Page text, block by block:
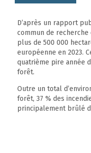
D’après un rapport
commun de recherche
plus de 500 000
européenne en 2023.
quatrième pire année
forêt.
Outre un total
forêt, 37 % des
principalement brûlé